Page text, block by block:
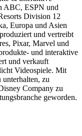
ABC, ESPN und
Division 12
Europa und Asien
und vertreibt
Pixar, Marvel und
und interaktive
und verkauft
Videospiele. Mit
zu
Company zu
geworden.